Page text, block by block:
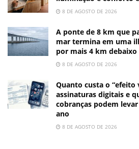
8 DE AGOSTO DE 2026
A ponte de 8 km que
mar termina em uma
por mais 4 km debaixo
8 DE AGOSTO DE 2026
Quanto custa o “efeito
assinaturas digitais e
cobranças podem
ano
8 DE AGOSTO DE 2026